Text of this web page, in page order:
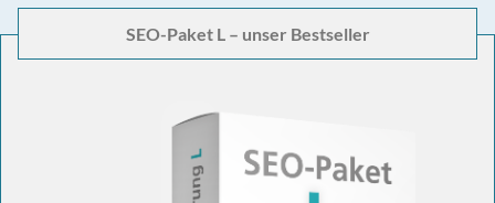
SEO-Paket L – unser Bestseller